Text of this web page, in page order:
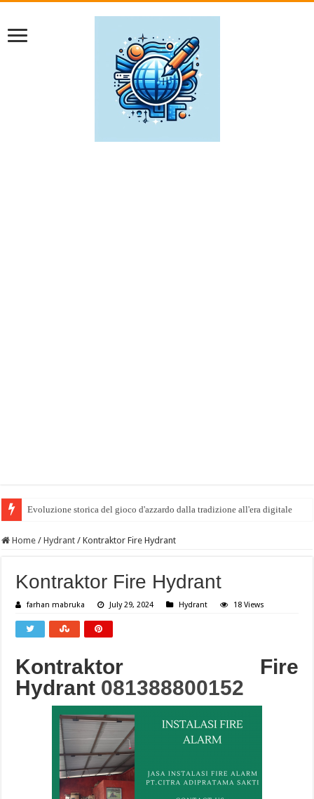
Evoluzione storica del gioco d'azzardo dalla tradizione all'era digitale
Home / Hydrant / Kontraktor Fire Hydrant
Kontraktor Fire Hydrant
farhan mabruka July 29, 2024 Hydrant 18 Views
Kontraktor Fire
Hydrant 081388800152